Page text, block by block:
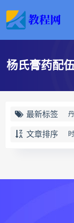
杨氏膏药配
最新标签
文章排序